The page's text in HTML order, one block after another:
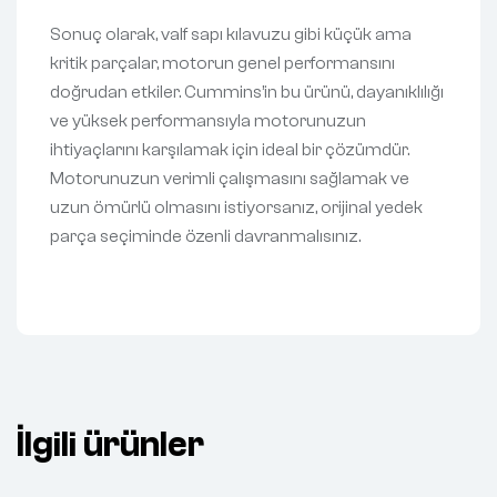
Sonuç olarak, valf sapı kılavuzu gibi küçük ama
kritik parçalar, motorun genel performansını
doğrudan etkiler. Cummins’in bu ürünü, dayanıklılığı
ve yüksek performansıyla motorunuzun
ihtiyaçlarını karşılamak için ideal bir çözümdür.
Motorunuzun verimli çalışmasını sağlamak ve
uzun ömürlü olmasını istiyorsanız, orijinal yedek
parça seçiminde özenli davranmalısınız.
İlgili ürünler